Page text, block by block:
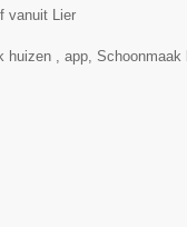
vanuit Lier
, app, Schoonmaak